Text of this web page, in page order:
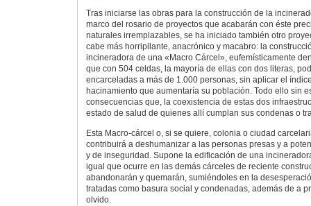
Tras iniciarse las obras para la construcción de la
marco del rosario de proyectos que acabarán con éste
naturales irremplazables, se ha iniciado también otro
cabe más horripilante, anacrónico y macabro: la
incineradora de una «Macro Cárcel», eufemísticamente
que con 504 celdas, la mayoría de ellas con dos literas,
encarceladas a más de 1.000 personas, sin aplicar el
hacinamiento que aumentaría su población. Todo ello sin
consecuencias que, la coexistencia de estas dos
estado de salud de quienes allí cumplan sus condenas o
Esta Macro-cárcel o, si se quiere, colonia o ciudad
contribuirá a deshumanizar a las personas presas y a
y de inseguridad. Supone la edificación de una
igual que ocurre en las demás cárceles de reciente
abandonarán y quemarán, sumiéndoles en la
tratadas como basura social y condenadas, además de a
olvido.